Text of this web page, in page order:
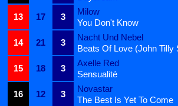
13
17 3
Milow
You Don't Know
14
21 3
Nacht Und Nebel
Beats Of Love (John Tilly
15
18 3
Axelle Red
Sensualité
16
12 3
Novastar
The Best Is Yet To Come